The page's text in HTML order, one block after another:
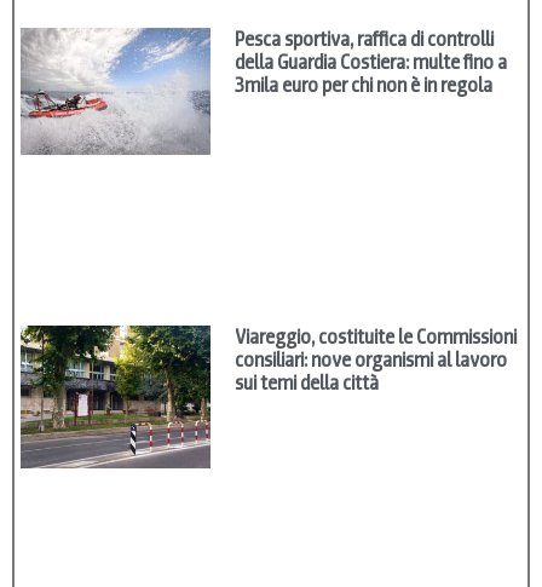
Pesca sportiva, raffica di controlli
della Guardia Costiera: multe fino a
3mila euro per chi non è in regola
Viareggio, costituite le Commissioni
consiliari: nove organismi al lavoro
sui temi della città